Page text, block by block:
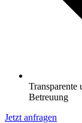
Transparente
Betreuung
Jetzt anfragen